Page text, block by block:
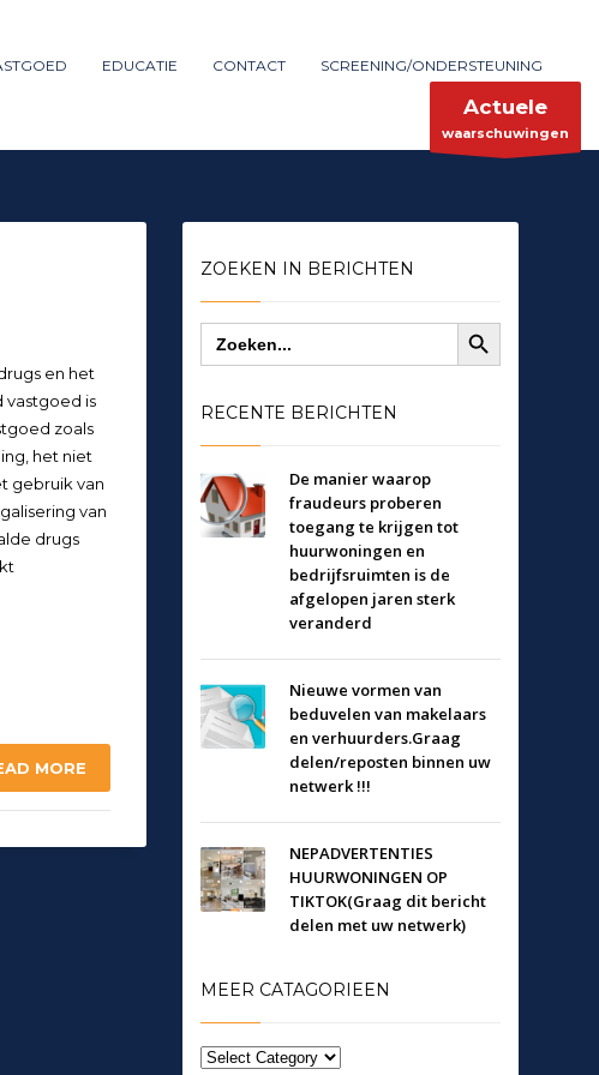
×
Mon-Fri 9:00AM - 6:00AM
EDUCATIE CONTACT SCREENING/ONDERSTEUNING
Actuele
waarschuwingen
en het
vastgoed is
zoals
het niet
gebruik van
van
drugs
MORE
ZOEKEN IN BERICHTEN
Zoek
naar:
Zoekknop
RECENTE BERICHTEN
De manier waarop
fraudeurs proberen
toegang te krijgen tot
huurwoningen en
bedrijfsruimten is de
afgelopen jaren sterk
veranderd
Nieuwe vormen van
beduvelen van makelaars
en verhuurders.Graag
delen/reposten binnen uw
netwerk !!!
NEPADVERTENTIES
HUURWONINGEN OP
TIKTOK(Graag dit bericht
delen met uw netwerk)
MEER CATAGORIEEN